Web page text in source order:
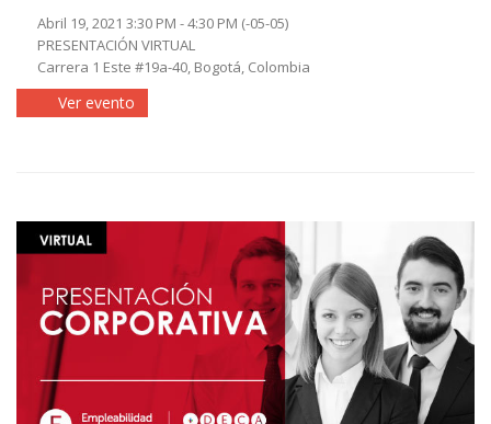
Abril 19, 2021 3:30 PM - 4:30 PM (-05-05)
PRESENTACIÓN VIRTUAL
Carrera 1 Este #19a-40, Bogotá, Colombia
Ver evento